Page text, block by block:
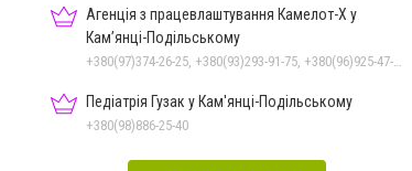
Агенція з працевлаштування Камелот-Х у
Кам’янці-Подільському
+380(97)374-26-25, +380(93)293-91-75, +380(96)925-47-71, +380(73)327-54-83
Педіатрія Гузак у Кам'янці-Подільському
+380(98)886-25-40